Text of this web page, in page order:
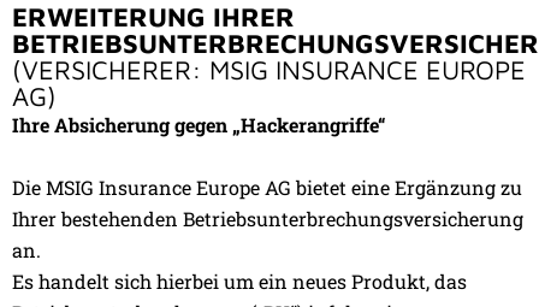
ERWEITERUNG IHRER
(VERSICHERER: MSIG INSURANCE EUROPE
AG)
Ihre Absicherung gegen „Hackerangriffe“
Die MSIG Insurance Europe AG bietet eine Ergänzung zu
Ihrer bestehenden Betriebsunterbrechungsversicherung
an.
Es handelt sich hierbei um ein neues Produkt, das